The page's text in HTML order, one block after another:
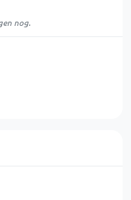
nog.